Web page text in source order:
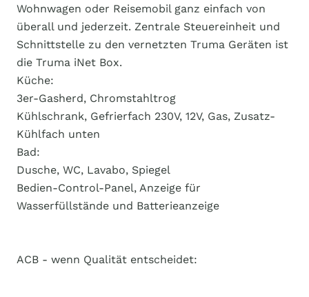
Wohnwagen oder Reisemobil ganz einfach von
überall und jederzeit. Zentrale Steuereinheit und
Schnittstelle zu den vernetzten Truma Geräten ist
die Truma iNet Box.
Küche:
3er-Gasherd, Chromstahltrog
Kühlschrank, Gefrierfach 230V, 12V, Gas, Zusatz-
Kühlfach unten
Bad:
Dusche, WC, Lavabo, Spiegel
Bedien-Control-Panel, Anzeige für
Wasserfüllstände und Batterieanzeige
ACB - wenn Qualität entscheidet: